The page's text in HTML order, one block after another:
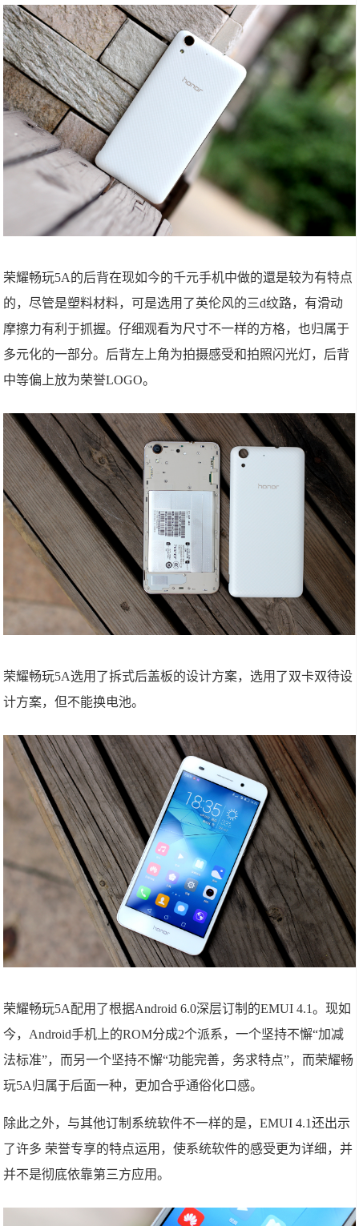
荣耀畅玩5A的后背在现如今的千元手机中做的還是较为有特点
的，尽管是塑料材料，可是选用了英伦风的三d纹路，有滑动
摩擦力有利于抓握。仔细观看为尺寸不一样的方格，也归属于
多元化的一部分。后背左上角为拍摄感受和拍照闪光灯，后背
中等偏上放为荣誉LOGO。
荣耀畅玩5A选用了拆式后盖板的设计方案，选用了双卡双待设
计方案，但不能换电池。
荣耀畅玩5A配用了根据Android 6.0深层订制的EMUI 4.1。现如
今，Android手机上的ROM分成2个派系，一个坚持不懈“加减
法标准”，而另一个坚持不懈“功能完善，务求特点”，而荣耀畅
玩5A归属于后面一种，更加合乎通俗化口感。
除此之外，与其他订制系统软件不一样的是，EMUI 4.1还出示
了许多 荣誉专享的特点运用，使系统软件的感受更为详细，并
并不是彻底依靠第三方应用。